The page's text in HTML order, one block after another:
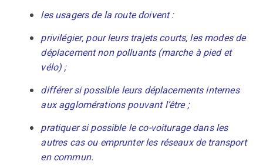
les usagers de la route doivent :
privilégier, pour leurs trajets courts, les modes de
déplacement non polluants (marche à pied et
vélo) ;
différer si possible leurs déplacements internes
aux agglomérations pouvant l’être ;
pratiquer si possible le co-voiturage dans les
autres cas ou emprunter les réseaux de transport
en commun.